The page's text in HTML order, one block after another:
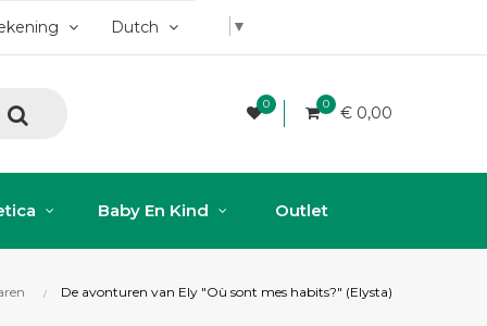
Dutch ▼
0 0 € 0,00
Baby En Kind Outlet
De avonturen van Ely "Où sont mes habits?" (Elysta)